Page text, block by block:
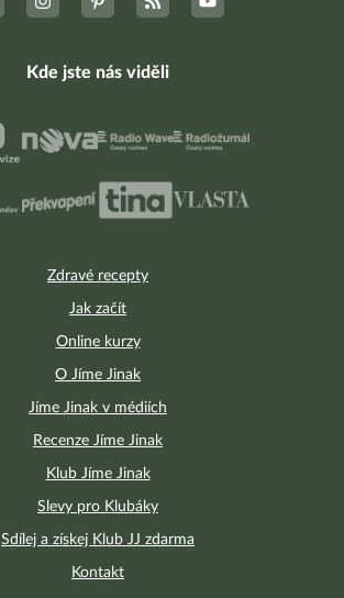
Zdravé recepty
Jak začít
Online kurzy
O Jíme Jinak
Jíme Jinak v médiích
Recenze Jíme Jinak
Klub Jíme Jinak
Slevy pro Klubáky
Sdílej a získej Klub JJ zdarma
Kontakt
Kde jste nás viděli